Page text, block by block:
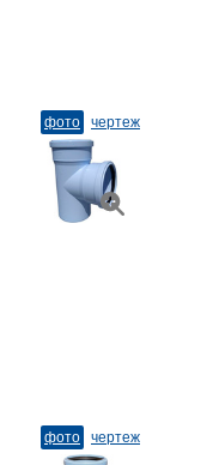
фото чертеж
фото чертеж